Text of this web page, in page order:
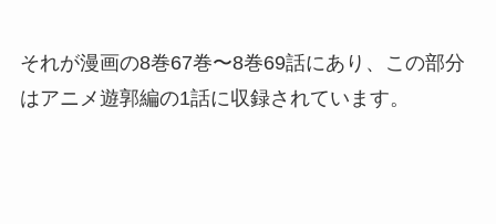
それが漫画の8巻67巻〜8巻69話にあり、この部分
はアニメ遊郭編の1話に収録されています。